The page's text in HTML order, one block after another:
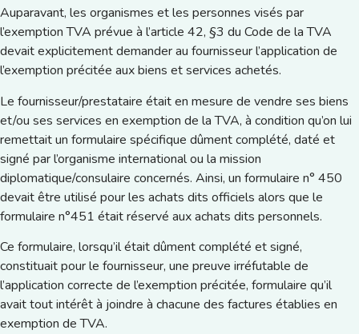
Auparavant, les organismes et les personnes visés par
l’exemption TVA prévue à l’article 42, §3 du Code de la TVA
devait explicitement demander au fournisseur l’application de
l’exemption précitée aux biens et services achetés.
Le fournisseur/prestataire était en mesure de vendre ses biens
et/ou ses services en exemption de la TVA, à condition qu’on lui
remettait un formulaire spécifique dûment complété, daté et
signé par l’organisme international ou la mission
diplomatique/consulaire concernés. Ainsi, un formulaire n° 450
devait être utilisé pour les achats dits officiels alors que le
formulaire n°451 était réservé aux achats dits personnels.
Ce formulaire, lorsqu’il était dûment complété et signé,
constituait pour le fournisseur, une preuve irréfutable de
l’application correcte de l’exemption précitée, formulaire qu’il
avait tout intérêt à joindre à chacune des factures établies en
exemption de TVA.